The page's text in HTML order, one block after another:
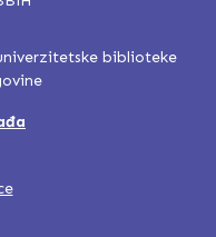
biblioteke